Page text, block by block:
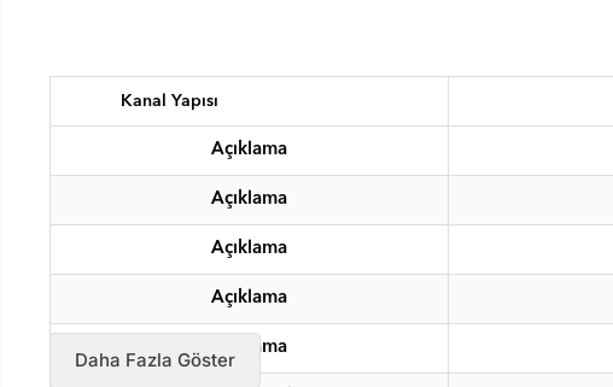
Kanal Yapısı
Açıklama
Açıklama
Açıklama
Açıklama
Açıklama
Daha Fazla Göster